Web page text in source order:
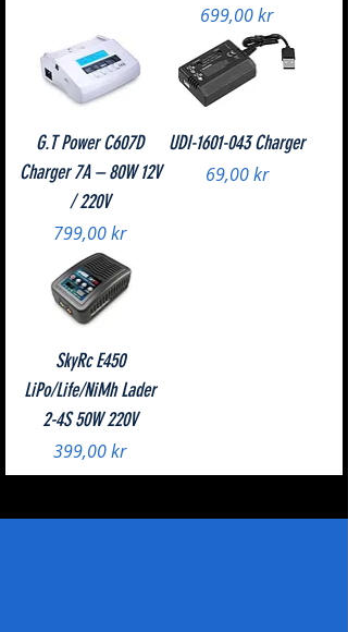
Pris
699,00 kr
G.T Power C607D
Charger 7A – 80W 12V
/ 220V
Pris
799,00 kr
UDI-1601-043 Charger
Pris
69,00 kr
SkyRc E450
LiPo/Life/NiMh Lader
2-4S 50W 220V
Pris
399,00 kr